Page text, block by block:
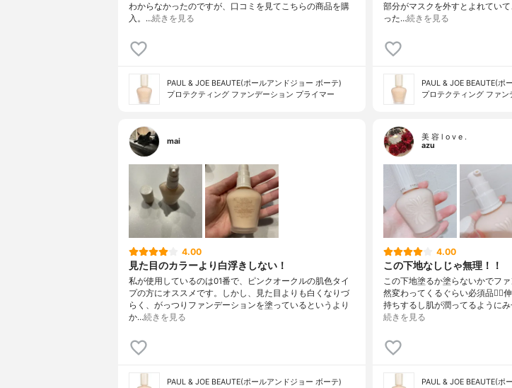
わからなかったのですが、口コミを見てこちらの商品を購
入。…続きを見る
PAUL & JOE BEAUTE(ポールアンドジョー ボーテ)
プロテクティング ファンデーション プライマー
部分がマスクを外すとよれてい
った…続きを見る
PAUL & JOE BEAUTE(ポ
プロテクティング ファ
mai
4.00
見た目のカラーより白浮きしない！
私が使用しているのは01番で、ピンクオークルの肌色タイ
プの方にオススメです。しかし、見た目よりも白くなりづ
らく、がっつりファンデーションを塗っているというより
か…続きを見る
PAUL & JOE BEAUTE(ポールアンドジョー ボーテ)
美 容 l o v e .
azu
4.00
この下地なしじゃ無理！！
この下地塗るか塗らないかでフ
然変わってくるぐらい必須品❤️‍🔥
持ちするし肌が潤ってるように
続きを見る
PAUL & JOE BEAUTE(ポ